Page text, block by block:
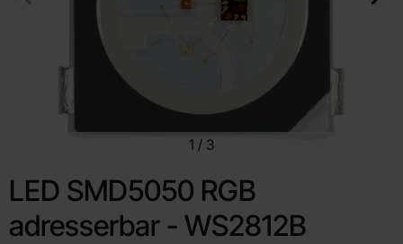
1 / 3
LED SMD5050 RGB
adresserbar - WS2812B